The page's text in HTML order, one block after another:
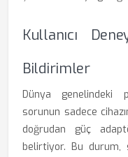
Kullanıcı
Bildirimler
Dünya genelindeki
sorunun sadece
doğrudan güç
belirtiyor. Bu durum,